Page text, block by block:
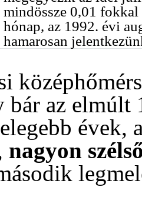
mindössze 0,01 fokkal
hónap, az 1992. évi
hamarosan
bár az elmúlt
évek,
nagyon